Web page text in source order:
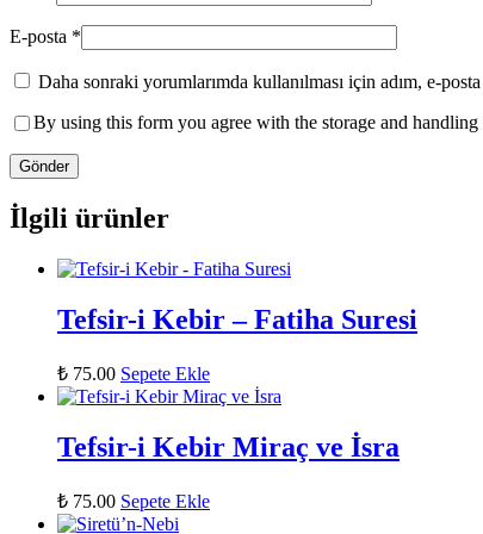
E-posta *
Daha sonraki yorumlarımda kullanılması için adım, e-
By using this form you agree with the storage and
İlgili ürünler
Tefsir-i Kebir – Fatiha Suresi
₺ 75.00 Sepete Ekle
Tefsir-i Kebir Miraç ve İsra
₺ 75.00 Sepete Ekle